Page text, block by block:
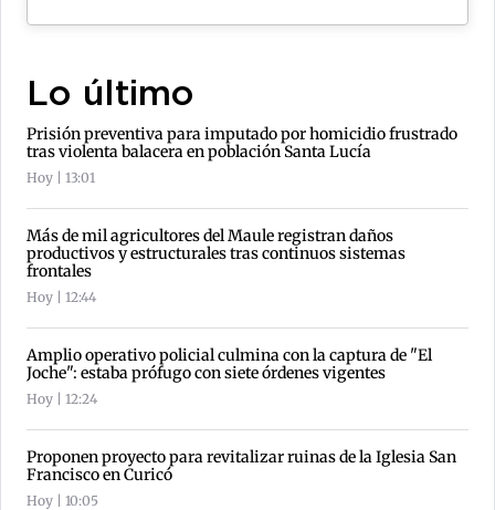
Lo último
Prisión preventiva para imputado por homicidio frustrado
tras violenta balacera en población Santa Lucía
Hoy | 13:01
Más de mil agricultores del Maule registran daños
productivos y estructurales tras continuos sistemas
frontales
Hoy | 12:44
Amplio operativo policial culmina con la captura de "El
Joche": estaba prófugo con siete órdenes vigentes
Hoy | 12:24
Proponen proyecto para revitalizar ruinas de la Iglesia San
Francisco en Curicó
Hoy | 10:05